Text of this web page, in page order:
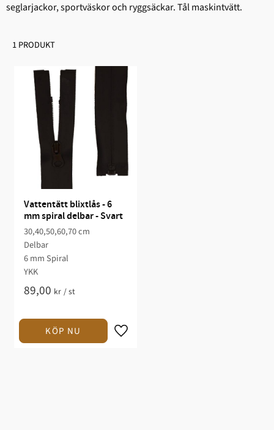
seglarjackor, sportväskor och ryggsäckar. Tål maskintvätt.
1 PRODUKT
Vattentätt blixtlås - 6
mm spiral delbar - Svart
30,40,50,60,70 cm
Delbar
6 mm Spiral
YKK
89,00 kr /st